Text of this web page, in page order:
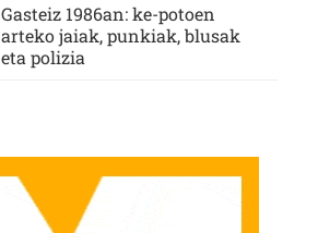
Gasteiz 1986an: ke-potoen
arteko jaiak, punkiak, blusak
eta polizia